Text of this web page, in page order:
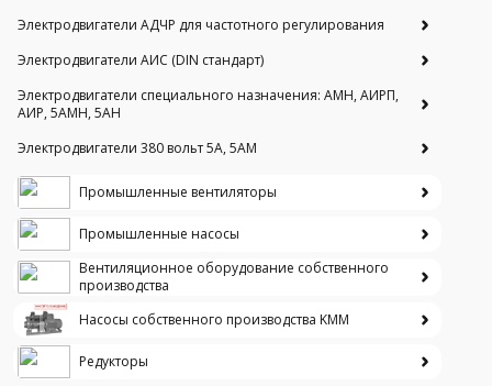
Электродвигатели АДЧР для частотного регулирования
Электродвигатели АИС (DIN стандарт)
Электродвигатели специального назначения: АМН, АИРП,
АИР, 5АМН, 5АН
Электродвигатели 380 вольт 5А, 5АМ
Промышленные вентиляторы
Промышленные насосы
Вентиляционное оборудование собственного
производства
Насосы собственного производства KMM
Редукторы